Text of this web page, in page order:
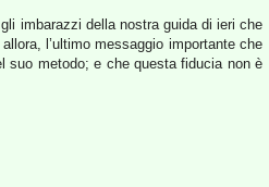
imbarazzi della nostra guida di ieri che
l’ultimo messaggio importante che
suo metodo; e che questa fiducia non è